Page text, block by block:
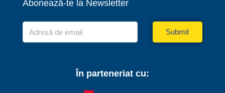
Abonează-te la Newsletter
Submit
În parteneriat cu: